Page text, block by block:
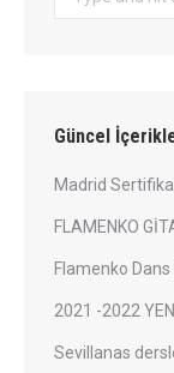
Güncel
Madrid
FLAMENKO
Flamenko
2021 -2022
Sevillanas